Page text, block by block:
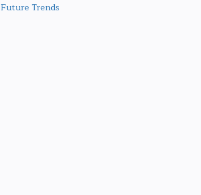
Future Trends